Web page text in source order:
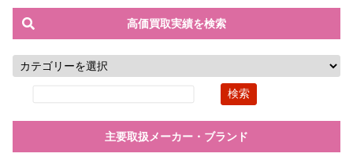
高価買取実績を検索
主要取扱メーカー・ブランド